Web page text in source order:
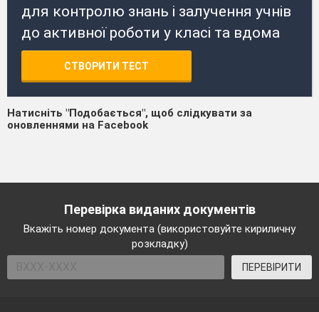
для контролю знань і залучення учнів
до активної роботи у класі та вдома
СТВОРИТИ ТЕСТ
Натисніть "Подобається", щоб слідкувати за
оновленнями на Facebook
Перевірка виданих документів
Вкажіть номер документа (використовуйте кириличну
розкладку)
ПЕРЕВІРИТИ